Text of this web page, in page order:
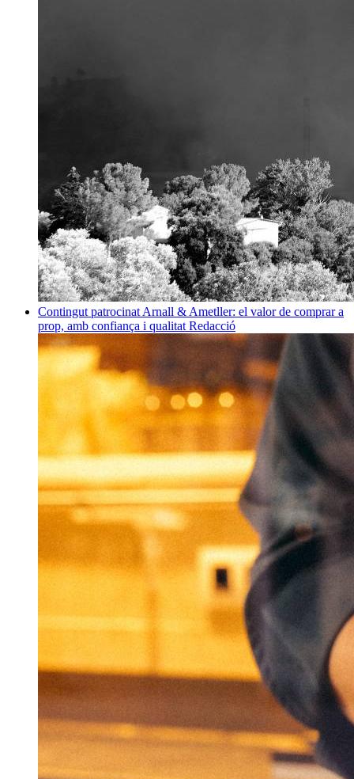
Contingut patrocinat Arnall & Ametller: el valor de comprar a
prop, amb confiança i qualitat Redacció